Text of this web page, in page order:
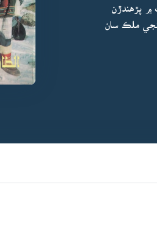
پڙهندڙن
ملڪ سان